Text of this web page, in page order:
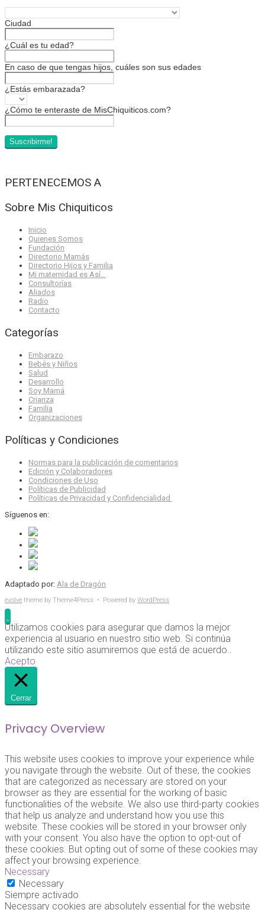
Ciudad
¿Cuál es tu edad?
En caso de que tengas hijos, cuáles son sus edades
¿Estás embarazada?
¿Cómo te enteraste de MisChiquiticos.com?
PERTENECEMOS A
Sobre Mis Chiquiticos
Inicio
Quienes Somos
Fundación
Directorio Mamás
Directorio Hijos y Familia
Mi maternidad es Así…
Consultorías
Aliados
Radio
Contacto
Categorías
Embarazo
Bebés y Niños
Salud
Desarrollo
Soy Mamá
Crianza
Familia
Organizaciones
Políticas y Condiciones
Normas para la publicación de comentarios
Edición y Colaboradores
Condiciones de Uso
Políticas de Publicidad
Políticas de Privacidad y Confidencialidad
Síguenos en:
Adaptado por: Ala de Dragón
evolve theme by Theme4Press • Powered by WordPress
Utilizamos cookies para asegurar que damos la mejor
experiencia al usuario en nuestro sitio web. Si continúa
utilizando este sitio asumiremos que está de acuerdo..
Acepto
Cerrar
Privacy Overview
This website uses cookies to improve your experience while
you navigate through the website. Out of these, the cookies
that are categorized as necessary are stored on your
browser as they are essential for the working of basic
functionalities of the website. We also use third-party cookies
that help us analyze and understand how you use this
website. These cookies will be stored in your browser only
with your consent. You also have the option to opt-out of
these cookies. But opting out of some of these cookies may
affect your browsing experience.
Necessary
Necessary
Siempre activado
Necessary cookies are absolutely essential for the website